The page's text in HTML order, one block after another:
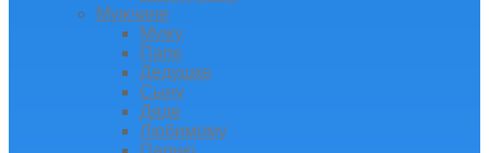
Мужчине
Мужу
Папе
Дедушке
Сыну
Дяде
Любимому